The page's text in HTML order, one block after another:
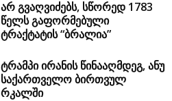
არ გვაღვიძებს, სწორედ 1783
წელს გაფორმებული
ტრაქტატის “ბრალია”
ტრამპი ირანის წინააღმდეგ, ანუ
საქართველო ბირთვულ
რკალში